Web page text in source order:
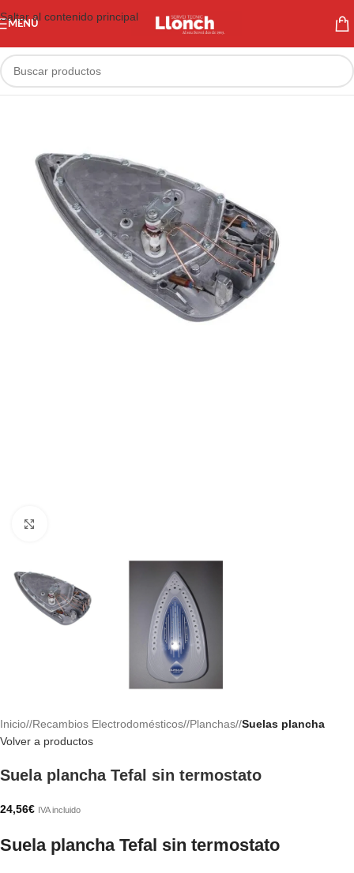
Saltar al contenido principal
MENÚ
Inicio/ Recambios Electrodomésticos/ Planchas/ Suelas plancha
Volver a productos
Suela plancha Tefal sin termostato
24,56€ IVA incluido
Suela plancha Tefal sin termostato